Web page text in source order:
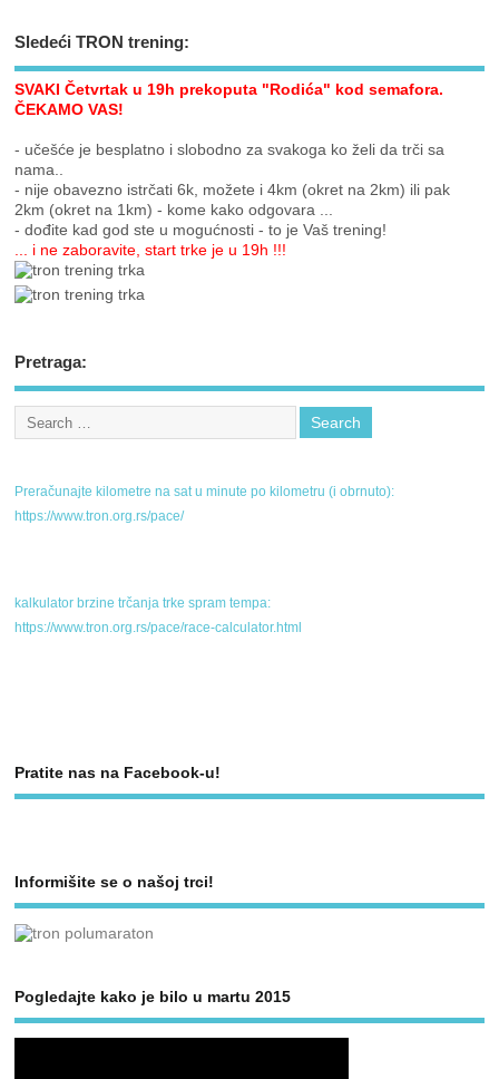
Sledeći TRON trening:
SVAKI Četvrtak u 19h prekoputa "Rodića" kod semafora.
ČEKAMO VAS!
- učešće je besplatno i slobodno za svakoga ko želi da trči sa
nama..
- nije obavezno istrčati 6k, možete i 4km (okret na 2km) ili pak
2km (okret na 1km) - kome kako odgovara ...
- dođite kad god ste u mogućnosti - to je Vaš trening!
... i ne zaboravite, start trke je u 19h !!!
Pretraga:
Preračunajte kilometre na sat u minute po kilometru (i obrnuto):
https://www.tron.org.rs/pace/
kalkulator brzine trčanja trke spram tempa:
https://www.tron.org.rs/pace/race-calculator.html
Pratite nas na Facebook-u!
Informišite se o našoj trci!
Pogledajte kako je bilo u martu 2015